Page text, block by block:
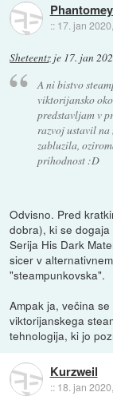
:: 17. jan
Sheteentz je 17. jan
A ni bistvo
viktorijansko
predstavljam v
razvoj ustavil
zabluzila,
prihodnost :D
Odvisno. Pred
dobra), ki se
Serija His Dark
sicer v
"steampunkovska".
Ampak ja, večina
viktorijanskega
tehnologija, ki jo
Kurzweil
:: 18. jan